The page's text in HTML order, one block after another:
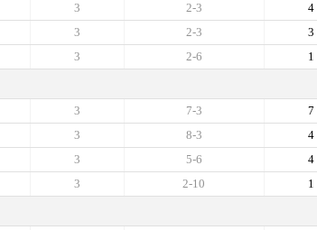
4
2-3
3
3
2-3
3
1
2-6
3
7
7-3
3
4
8-3
3
4
5-6
3
1
2-10
3